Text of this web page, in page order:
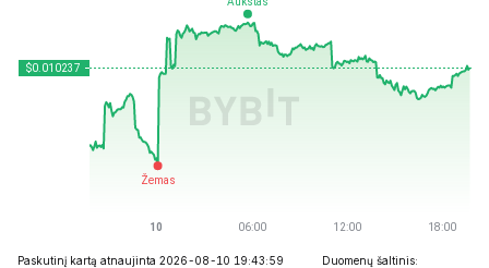
Paskutinį kartą atnaujinta 2026-08-10 19:43:59
Duomenų šaltinis: